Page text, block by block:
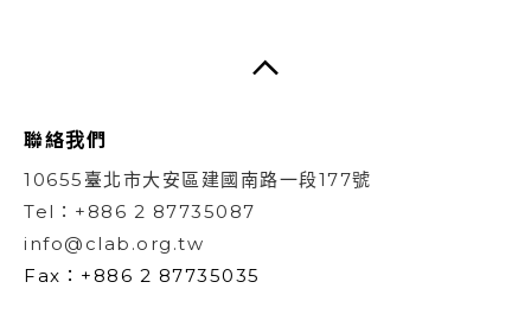
聯絡我們
10655臺北市大安區建國南路一段177號
Tel：+886 2 87735087
info@clab.org.tw
Fax：+886 2 87735035